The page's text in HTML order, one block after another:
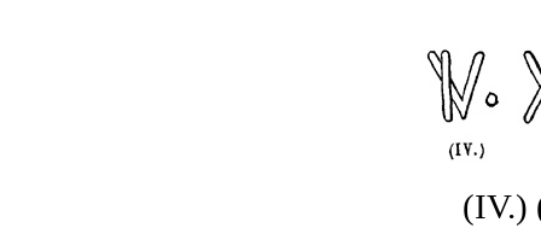
(IV.)